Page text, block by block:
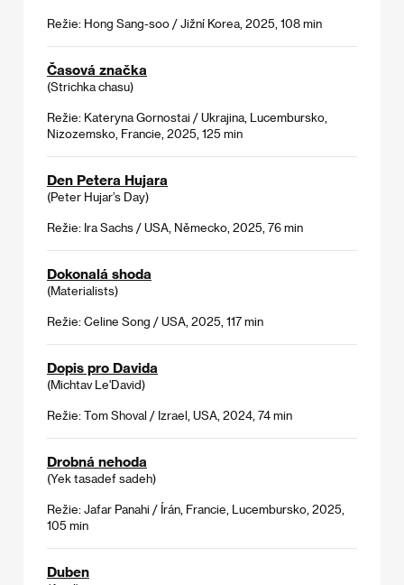
Režie: Hong Sang-soo / Jižní Korea, 2025, 108 min
Časová značka
(Strichka chasu)
Režie: Kateryna Gornostai / Ukrajina, Lucembursko,
Nizozemsko, Francie, 2025, 125 min
Den Petera Hujara
(Peter Hujar’s Day)
Režie: Ira Sachs / USA, Německo, 2025, 76 min
Dokonalá shoda
(Materialists)
Režie: Celine Song / USA, 2025, 117 min
Dopis pro Davida
(Michtav Le'David)
Režie: Tom Shoval / Izrael, USA, 2024, 74 min
Drobná nehoda
(Yek tasadef sadeh)
Režie: Jafar Panahi / Írán, Francie, Lucembursko, 2025,
105 min
Duben